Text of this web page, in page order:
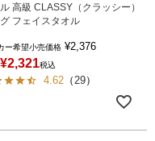
高級 CLASSY（クラッシー）
フェイスタオル
ー希望小売価格 ¥2,376
¥2,321税込
4.62 （29）